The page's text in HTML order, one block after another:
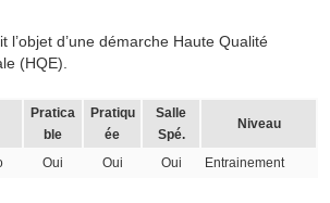
l’objet d’une démarche Haute Qualité
(HQE).
Pratica
ble
Pratiqu
ée
Salle
Spé.
Niveau
Oui Oui Oui Entrainement